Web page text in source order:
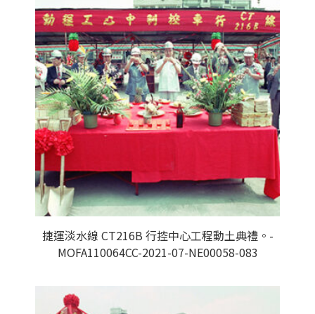
捷運淡水線 CT216B 行控中心工程動土典禮。-
MOFA110064CC-2021-07-NE00058-083